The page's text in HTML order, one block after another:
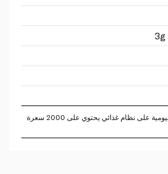
تستند النسبة المئوية للقيم اليومية على نظام غذائي يحتوي على 2000 سعرة